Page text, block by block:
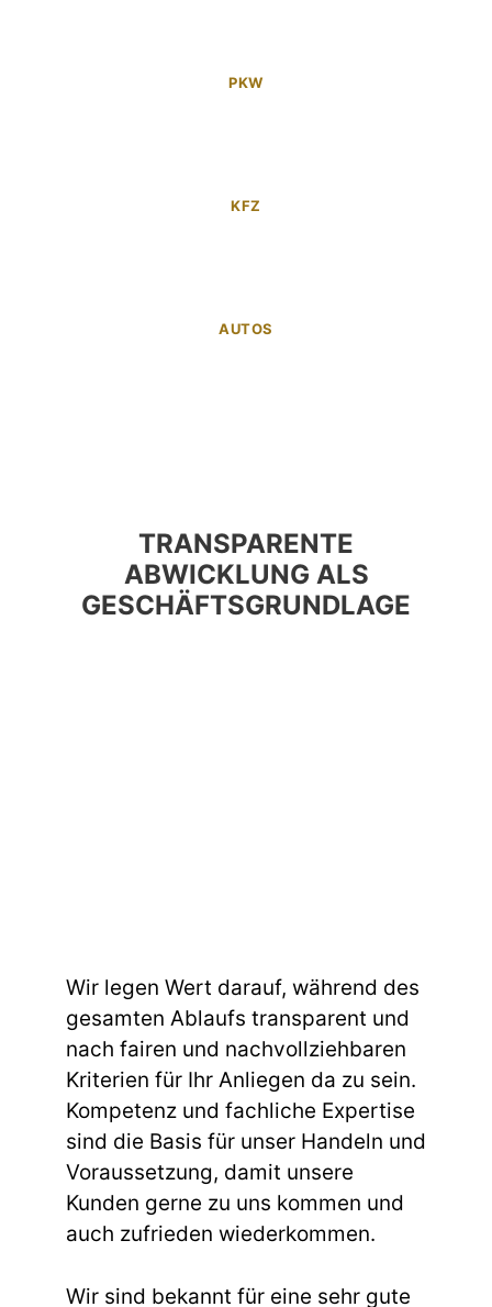
PKW
KFZ
AUTOS
TRANSPARENTE
ABWICKLUNG ALS
GESCHÄFTSGRUNDLAGE
Wir legen Wert darauf, während des
gesamten Ablaufs transparent und
nach fairen und nachvollziehbaren
Kriterien für Ihr Anliegen da zu sein.
Kompetenz und fachliche Expertise
sind die Basis für unser Handeln und
Voraussetzung, damit unsere
Kunden gerne zu uns kommen und
auch zufrieden wiederkommen.
Wir sind bekannt für eine sehr gute